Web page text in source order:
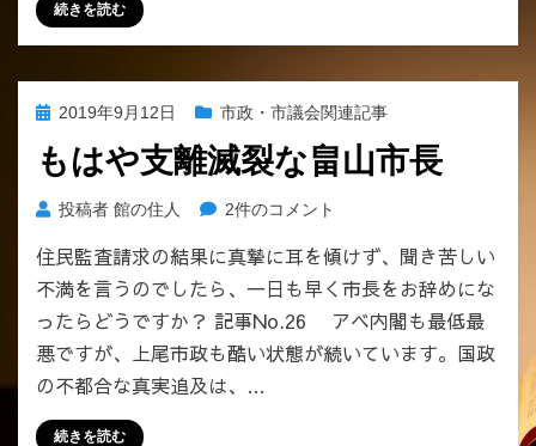
も
り
す
へ
No.
か
ら
受
け
違
案
の
定、
続きを読む
投
日:
2019年9月12日 市政・市議会関連記事
もはや支離滅裂な畠山市長
投稿者 館の住人
も
や
離
裂
な
2件のコメント
住民監査請求の結果に真摯に耳を傾けず、聞き苦しい
不満を言うのでしたら、一日も早く市長をお辞めにな
ったらどうですか？ 記事No.26 アベ内閣も最低最
悪ですが、上尾市政も酷い状態が続いています。国政
の不都合な真実追及は、…
続きを読む